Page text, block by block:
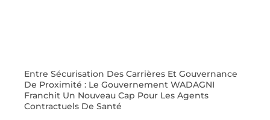
Entre Sécurisation Des Carrières Et Gouvernance
De Proximité : Le Gouvernement WADAGNI
Franchit Un Nouveau Cap Pour Les Agents
Contractuels De Santé